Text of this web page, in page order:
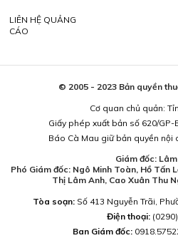
LIÊN HỆ QUẢNG
CÁO
© 2005 - 2023 Bản quyền
Cơ quan chủ quản:
Giấy phép xuất bản số 620/GP-
Báo Cà Mau giữ bản quyền
Giám đốc:
Phó Giám đốc: Ngô Minh Toàn, Hồ Tấn
Thị Lâm Anh, Cao Xuân Thu
Tòa soạn:Số 413 Nguyễn Trãi,
Điện thoại:
Ban Giám đốc: